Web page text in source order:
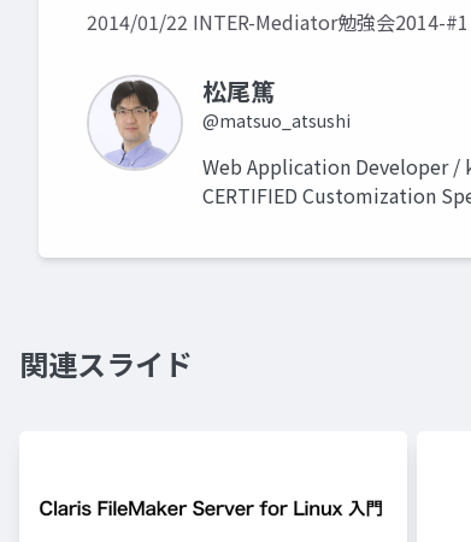
2014/01/22 INTER-Mediator勉強会2014-
松尾篤
@matsuo_atsushi
Web Application Developer /
CERTIFIED Customization
関連スライド